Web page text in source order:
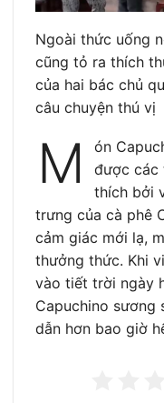
Ngoài thức uống
cũng tỏ ra thích
của hai bác chủ
câu chuyện thú vị
M
ón
được các
thích bởi
trưng của cà phê
cảm giác mới lạ,
thưởng thức. Khi
vào tiết trời ngày
Capuchino sương
dẫn hơn bao giờ